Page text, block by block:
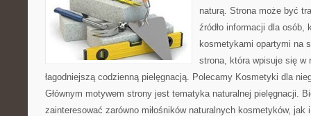
naturą. Strona może być
źródło informacji dla osób,
kosmetykami opartymi na
strona, która wpisuje się w
łagodniejszą codzienną pielęgnacją. Polecamy Kosmetyki dla
Głównym motywem strony jest tematyka naturalnej pielęgnacji.
zainteresować zarówno miłośników naturalnych kosmetyków, jak